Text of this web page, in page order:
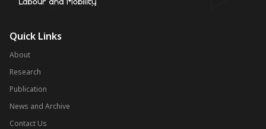
Quick Links
About
Research
Publication
News and Archive
Contact Us